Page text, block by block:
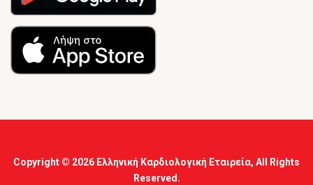
Copyright © 2026 Ελληνική Καρδιολογική Εταιρεία, All Rights
Reserved.